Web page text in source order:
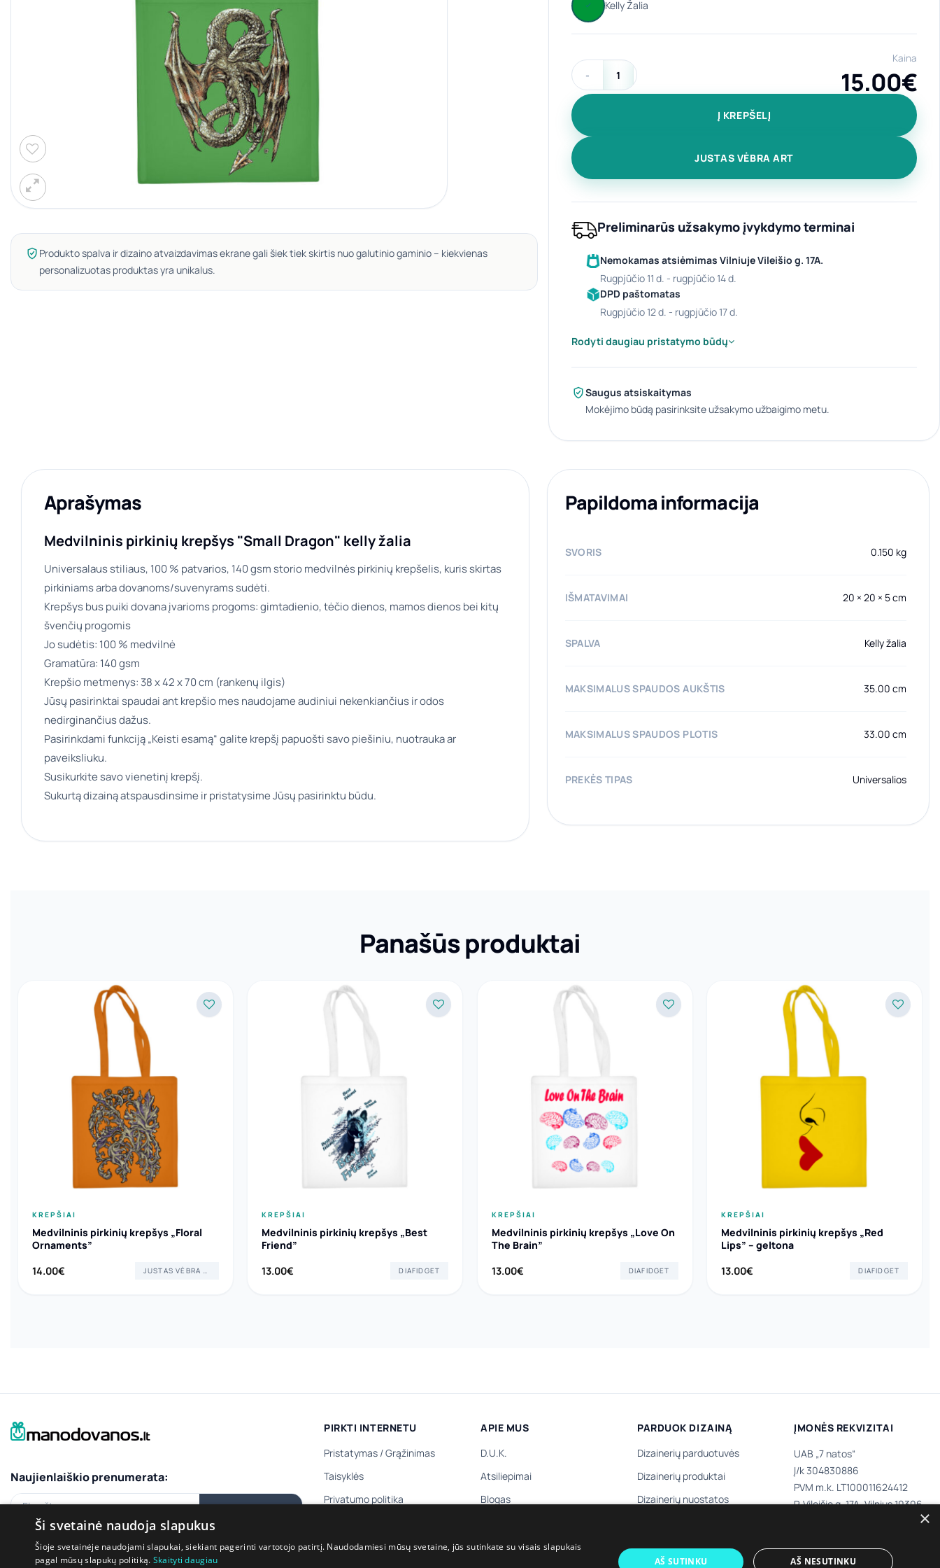
Produkto spalva ir dizaino atvaizdavimas ekrane gali šiek tiek skirtis nuo galutinio gaminio – kiekvienas
personalizuotas produktas yra unikalus.
produkto kiekis: Medvilninis pirkinių krepšys "Small Dragon" kelly žalia
Kaina
15.00€
Į KREPŠELĮ
JUSTAS VĖBRA ART
Preliminarūs užsakymo įvykdymo terminai
Nemokamas atsiėmimas Vilniuje Vileišio g. 17A.
rugpjūčio 11 d. - rugpjūčio 14 d.
DPD paštomatas
rugpjūčio 12 d. - rugpjūčio 17 d.
Rodyti daugiau pristatymo būdų
Saugus atsiskaitymas
Mokėjimo būdą pasirinksite užsakymo užbaigimo metu.
Aprašymas
Medvilninis pirkinių krepšys "Small Dragon" kelly žalia
Universalaus stiliaus, 100 % patvarios, 140 gsm storio medvilnės pirkinių krepšelis, kuris skirtas
pirkiniams arba dovanoms/suvenyrams sudėti.
Krepšys bus puiki dovana įvarioms progoms: gimtadienio, tėčio dienos, mamos dienos bei kitų
švenčių progomis
Jo sudėtis: 100 % medvilnė
Gramatūra: 140 gsm
Krepšio metmenys: 38 x 42 x 70 cm (rankenų ilgis)
Jūsų pasirinktai spaudai ant krepšio mes naudojame audiniui nekenkiančius ir odos
nedirginančius dažus.
Pasirinkdami funkciją „Keisti esamą“ galite krepšį papuošti savo piešiniu, nuotrauka ar
paveiksliuku.
Susikurkite savo vienetinį krepšį.
Sukurtą dizainą atspausdinsime ir pristatysime Jūsų pasirinktu būdu.
Papildoma informacija
SVORIS 0.150 kg
IŠMATAVIMAI 20 × 20 × 5 cm
SPALVA Kelly žalia
MAKSIMALUS SPAUDOS AUKŠTIS 35.00 cm
MAKSIMALUS SPAUDOS PLOTIS 33.00 cm
PREKĖS TIPAS Universalios
Panašūs produktai
KREPŠIAI
Medvilninis pirkinių krepšys „Floral
Ornaments”
14.00€ JUSTAS VĖBRA ART
KREPŠIAI
Medvilninis pirkinių krepšys „Best
Friend”
13.00€ DIAFIDGET
KREPŠIAI
Medvilninis pirkinių krepšys „Love On
The Brain”
13.00€ DIAFIDGET
KREPŠIAI
Medvilninis pirkinių krepšys „Red
Lips” – geltona
13.00€ DIAFIDGET
Naujienlaiškio prenumerata:
El.paštas
Bendraukime:
PIRKTI INTERNETU
Pristatymas /Grąžinimas
Taisyklės
Privatumo politika
Dovanų prenumerata
APIE MUS
D.U.K.
Atsiliepimai
Blogas
PARDUOK DIZAINĄ
Dizainerių parduotuvės
Dizainerių produktai
Dizainerių nuostatos
ĮMONĖS REKVIZITAI
UAB „7 natos“
Į/k 304830886
PVM m.k. LT100011624412
P. Vileišio g. 17A, Vilnius 10306,
×
Ši svetainė naudoja slapukus
Šioje svetainėje naudojami slapukai, siekiant pagerinti vartotojo patirtį. Naudodamiesi mūsų svetaine, jūs sutinkate su visais slapukais
pagal mūsų slapukų politiką. Skaityti daugiau AŠ SUTINKU AŠ NESUTINKU